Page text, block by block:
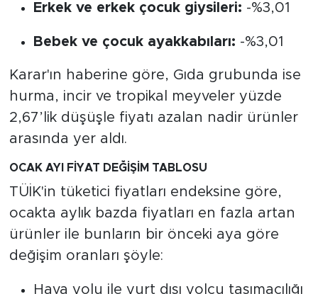
Erkek ve erkek çocuk giysileri: -%3,01
Bebek ve çocuk ayakkabıları: -%3,01
Karar'ın haberine göre, Gıda grubunda ise
hurma, incir ve tropikal meyveler yüzde
2,67’lik düşüşle fiyatı azalan nadir ürünler
arasında yer aldı.
OCAK AYI FİYAT DEĞİŞİM TABLOSU
TÜİK'in tüketici fiyatları endeksine göre,
ocakta aylık bazda fiyatları en fazla artan
ürünler ile bunların bir önceki aya göre
değişim oranları şöyle:
Hava yolu ile yurt dışı yolcu taşımacılığı